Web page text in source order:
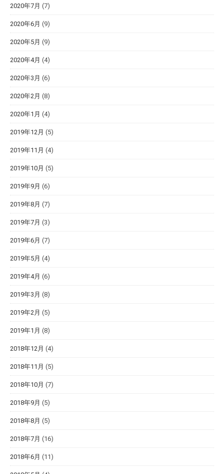
2020年7月 (7)
2020年6月 (9)
2020年5月 (9)
2020年4月 (4)
2020年3月 (6)
2020年2月 (8)
2020年1月 (4)
2019年12月 (5)
2019年11月 (4)
2019年10月 (5)
2019年9月 (6)
2019年8月 (7)
2019年7月 (3)
2019年6月 (7)
2019年5月 (4)
2019年4月 (6)
2019年3月 (8)
2019年2月 (5)
2019年1月 (8)
2018年12月 (4)
2018年11月 (5)
2018年10月 (7)
2018年9月 (5)
2018年8月 (5)
2018年7月 (16)
2018年6月 (11)